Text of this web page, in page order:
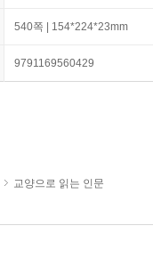
540쪽 | 154*224*23mm
9791169560429
교양으로 읽는 인문